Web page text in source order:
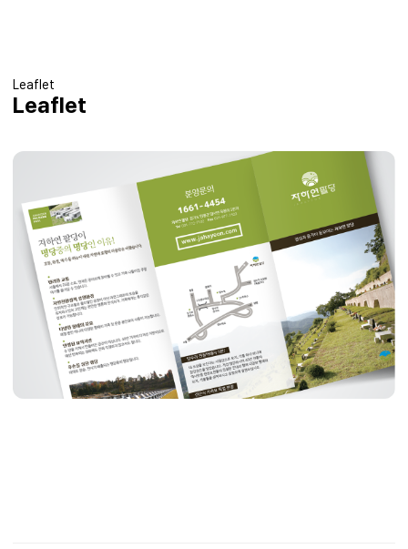
Leaflet
Leaflet